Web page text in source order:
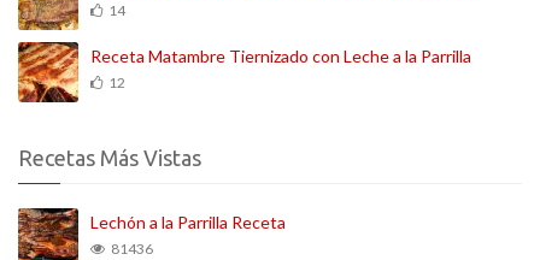
14
Receta Matambre Tiernizado con Leche a la Parrilla
12
Recetas Más Vistas
Lechón a la Parrilla Receta
81436